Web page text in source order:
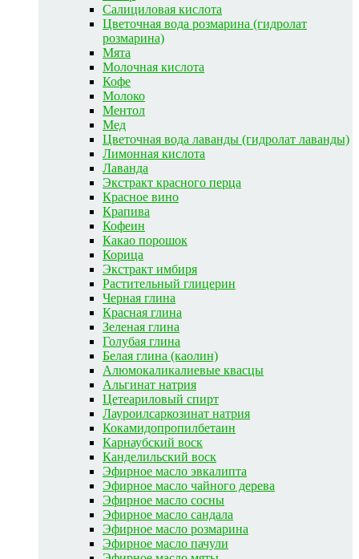
Салициловая кислота
Цветочная вода розмарина (гидролат
розмарина)
Мята
Молочная кислота
Кофе
Молоко
Ментол
Мед
Цветочная вода лаванды (гидролат лаванды)
Лимонная кислота
Лаванда
Экстракт красного перца
Красное вино
Крапива
Кофеин
Какао порошок
Корица
Экстракт имбиря
Растительный глицерин
Черная глина
Красная глина
Зеленая глина
Голубая глина
Белая глина (каолин)
Алюмокаликалиевые квасцы
Альгинат натрия
Цетеариловый спирт
Лауроилсаркозинат натрия
Кокамидопропилбетаин
Карнаубский воск
Канделильский воск
Эфирное масло эвкалипта
Эфирное масло чайного дерева
Эфирное масло сосны
Эфирное масло сандала
Эфирное масло розмарина
Эфирное масло пачули